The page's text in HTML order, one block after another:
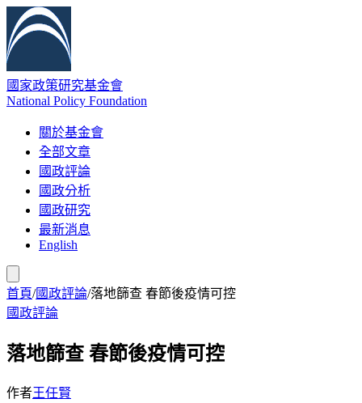
國家政策研究基金會
National Policy Foundation
關於基金會
全部文章
國政評論
國政分析
國政研究
最新消息
English
首頁/國政評論/落地篩查 春節後疫情可控
國政評論
落地篩查 春節後疫情可控
作者王任賢